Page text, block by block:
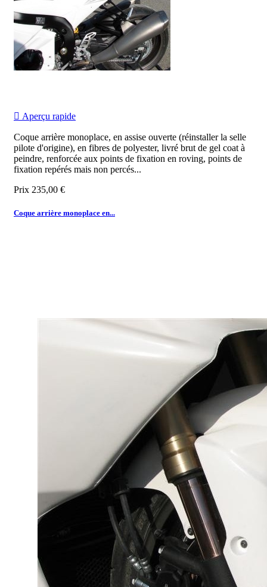
 Aperçu rapide
Coque arrière monoplace, en assise ouverte (réinstaller la selle
pilote d'origine), en fibres de polyester, livré brut de gel coat à
peindre, renforcée aux points de fixation en roving, points de
fixation repérés mais non percés...
Prix 235,00 €
Coque arrière monoplace en...